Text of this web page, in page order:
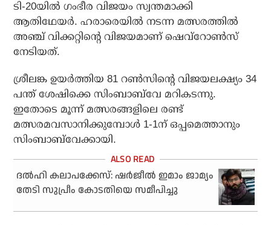
ടി-20യില്‍ ഗംഭീര വിജയം സ്വന്തമാക്കി
ആതിഥേയര്‍. ഹരാരെയില്‍ നടന്ന മത്സരത്തില്‍
അഞ്ച് വിക്കറ്റിന്റെ വിജയമാണ് ഷെവ്‌റോണ്‍സ്
നേടിയത്.
ശ്രീലങ്ക ഉയര്‍ത്തിയ 81 റണ്‍സിന്റെ വിജയലക്ഷ്യം 34
പന്ത് ശേഷിക്കെ സിംബാബ്‌വേ മറികടന്നു.
ഇതോടെ മൂന്ന് മത്സരങ്ങളിലെ രണ്ട്
മത്സരമവസാനിക്കുമ്പോള്‍ 1-1ന് ഒപ്പമെത്താനും
സിംബാബ്‌വേക്കായി.
ദല്‍ഹി കലാപക്കേസ്: ഷര്‍ജീല്‍ ഇമാം ജാമ്യം
തേടി സുപ്രീം കോടതിയെ സമീപിച്ചു